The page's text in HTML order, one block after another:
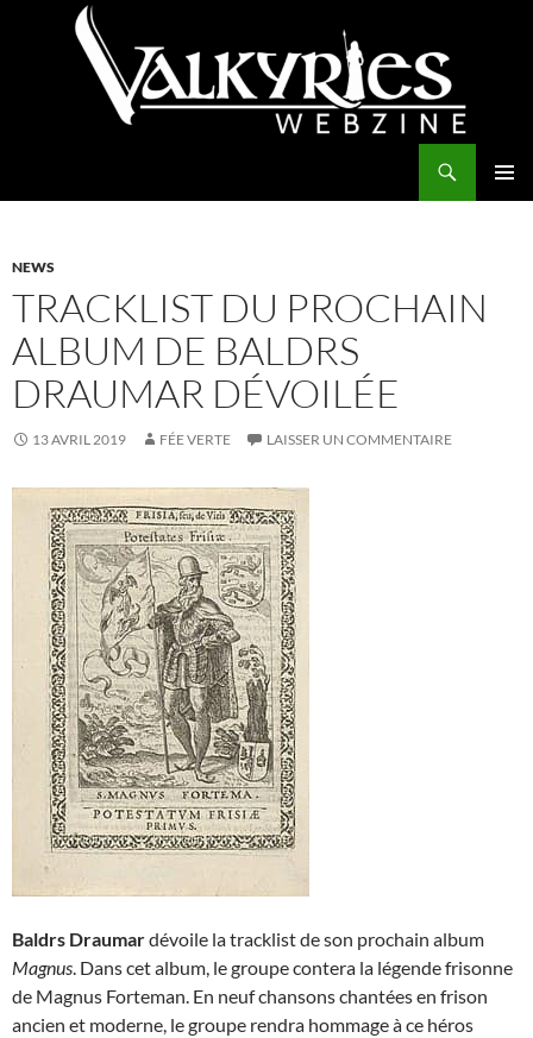
NEWS
TRACKLIST DU PROCHAIN
ALBUM DE BALDRS
DRAUMAR DÉVOILÉE
13 AVRIL 2019 FÉE VERTE LAISSER UN COMMENTAIRE
Baldrs Draumardévoile la tracklist de son prochain album
Magnus. Dans cet album, le groupe contera la légende frisonne
de Magnus Forteman. En neuf chansons chantées en frison
ancien et moderne, le groupe rendra hommage à ce héros